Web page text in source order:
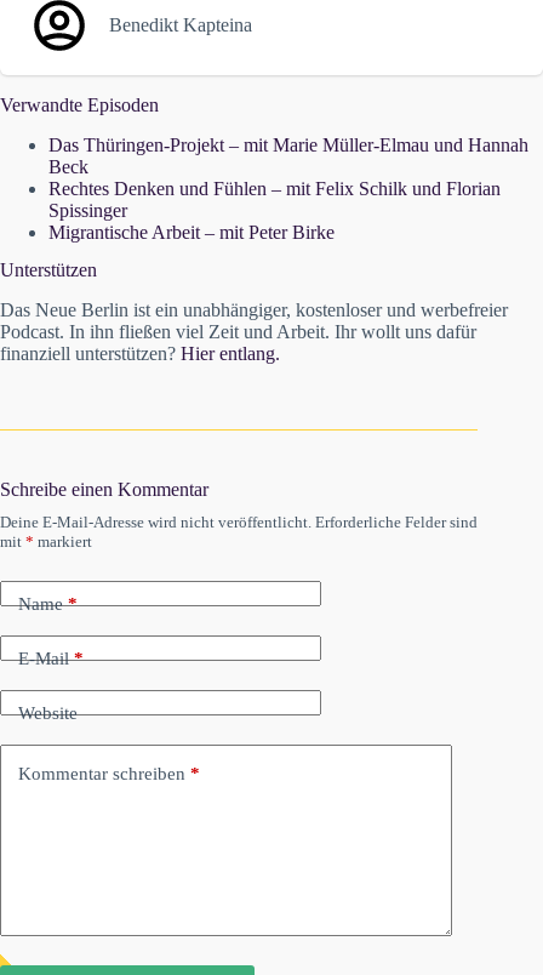
Benedikt Kapteina
Verwandte Episoden
Das Thüringen-Projekt – mit Marie Müller-Elmau und Hannah
Beck
Rechtes Denken und Fühlen – mit Felix Schilk und Florian
Spissinger
Migrantische Arbeit – mit Peter Birke
Unterstützen
Das Neue Berlin ist ein unabhängiger, kostenloser und werbefreier
Podcast. In ihn fließen viel Zeit und Arbeit. Ihr wollt uns dafür
finanziell unterstützen? Hier entlang.
Schreibe einen Kommentar
Deine E-Mail-Adresse wird nicht veröffentlicht. Erforderliche Felder sind
mit * markiert
Name*
E-Mail*
Website
Kommentar schreiben *